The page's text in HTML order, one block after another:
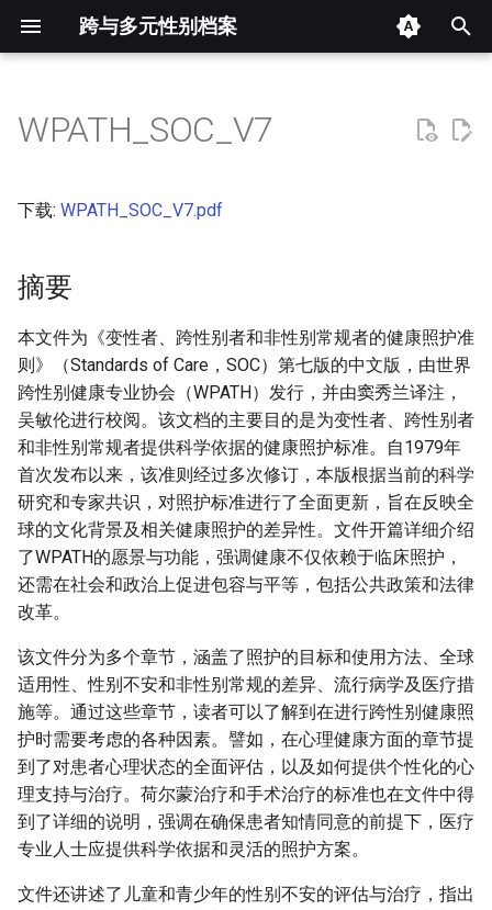
跨与多元性别档案
摘要
其他信息 [Processed Page
正文
WPATH_SOC_V7
下载: WPATH_SOC_V7.pdf
摘要
本文件为《变性者、跨性别者和非性别常规者的健康照护准
则》（Standards of Care，SOC）第七版的中文版，由世界
跨性别健康专业协会（WPATH）发行，并由窦秀兰译注，
吴敏伦进行校阅。该文档的主要目的是为变性者、跨性别者
和非性别常规者提供科学依据的健康照护标准。自1979年
首次发布以来，该准则经过多次修订，本版根据当前的科学
研究和专家共识，对照护标准进行了全面更新，旨在反映全
球的文化背景及相关健康照护的差异性。文件开篇详细介绍
了WPATH的愿景与功能，强调健康不仅依赖于临床照护，
还需在社会和政治上促进包容与平等，包括公共政策和法律
改革。
该文件分为多个章节，涵盖了照护的目标和使用方法、全球
适用性、性别不安和非性别常规的差异、流行病学及医疗措
施等。通过这些章节，读者可以了解到在进行跨性别健康照
护时需要考虑的各种因素。譬如，在心理健康方面的章节提
到了对患者心理状态的全面评估，以及如何提供个性化的心
理支持与治疗。荷尔蒙治疗和手术治疗的标准也在文件中得
到了详细的说明，强调在确保患者知情同意的前提下，医疗
专业人士应提供科学依据和灵活的照护方案。
文件还讲述了儿童和青少年的性别不安的评估与治疗，指出